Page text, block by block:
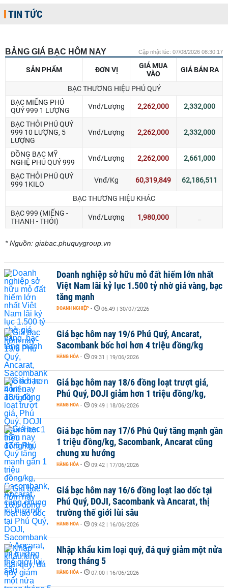
TIN TỨC
BẢNG GIÁ BẠC HÔM NAY Cập nhật lúc: 07/08/2026 08:30:17
SẢN PHẨM ĐƠN VỊ
GIÁ MUA
VÀO
GIÁ BÁN RA
BẠC THƯƠNG HIỆU PHÚ QUÝ
BẠC MIẾNG PHÚ
QUÝ 999 1 LƯỢNG
Vnđ/Lượng 2,262,000 2,332,000
BẠC THỎI PHÚ QUÝ
999 10 LƯỢNG, 5
LƯỢNG
Vnđ/Lượng 2,262,000 2,332,000
ĐỒNG BẠC MỸ
NGHỆ PHÚ QUÝ 999
Vnđ/Lượng 2,262,000 2,661,000
BẠC THỎI PHÚ QUÝ
999 1KILO
Vnđ/Kg 60,319,849 62,186,511
BẠC THƯƠNG HIỆU KHÁC
BẠC 999 (MIẾNG -
THANH - THỎI)
Vnđ/Lượng 1,980,000
* Nguồn: giabac.phuquygroup.vn
Doanh nghiệp sở hữu mỏ đất hiếm lớn nhất
Việt Nam lãi kỷ lục 1.500 tỷ nhờ giá vàng, bạc
tăng mạnh
DOANH NGHIỆP - 06:49 | 30/07/2026
Giá bạc hôm nay 19/6 Phú Quý, Ancarat,
Sacombank bốc hơi hơn 4 triệu đồng/kg
HÀNG HÓA - 09:31 | 19/06/2026
Giá bạc hôm nay 18/6 đồng loạt trượt giá,
Phú Quý, DOJI giảm hơn 1 triệu đồng/kg,
HÀNG HÓA - 09:49 | 18/06/2026
Giá bạc hôm nay 17/6 Phú Quý tăng mạnh gần
1 triệu đồng/kg, Sacombank, Ancarat cũng
chung xu hướng
HÀNG HÓA - 09:42 | 17/06/2026
Giá bạc hôm nay 16/6 đồng loạt lao dốc tại
Phú Quý, DOJI, Sacombank và Ancarat, thị
trường thế giới lùi sâu
HÀNG HÓA - 09:42 | 16/06/2026
Nhập khẩu kim loại quý, đá quý giảm một nửa
trong tháng 5
HÀNG HÓA - 07:00 | 16/06/2026